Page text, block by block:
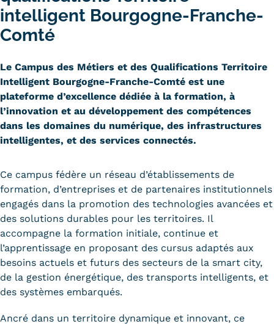
Carte lieux et centres Cnam en
Nos centres administratifs
Quoi de neuf au Cnam BFC?
Actualités
Agenda
Revue de presse
Contact
Contacts services
Formulaire de contact
Formations
Trouver votre formation
OFFRE EN BFC
intelligent Bourgogne-Franche-
Comté
Le Campus des Métiers et des Qualifications Territoire
Intelligent Bourgogne-Franche-Comté est une
plateforme d’excellence dédiée à la formation, à
l’innovation et au développement des compétences
dans les domaines du numérique, des infrastructures
intelligentes, et des services connectés.
Ce campus fédère un réseau d’établissements de
formation, d’entreprises et de partenaires institutionnels
engagés dans la promotion des technologies avancées et
des solutions durables pour les territoires. Il
accompagne la formation initiale, continue et
l’apprentissage en proposant des cursus adaptés aux
besoins actuels et futurs des secteurs de la smart city,
de la gestion énergétique, des transports intelligents, et
des systèmes embarqués.
Ancré dans un territoire dynamique et innovant, ce